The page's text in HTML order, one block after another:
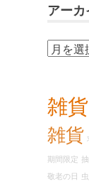
アーカ
ア
イ
ブ
雑貨
雑貨
期間限定
敬老の日